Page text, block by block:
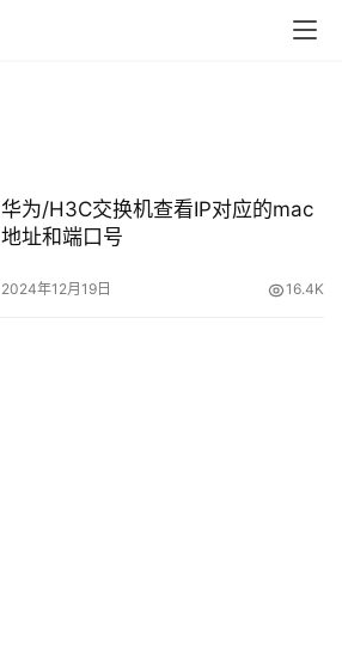
华为/H3C交换机查看IP对应的mac
地址和端口号
2024年12月19日 16.4K